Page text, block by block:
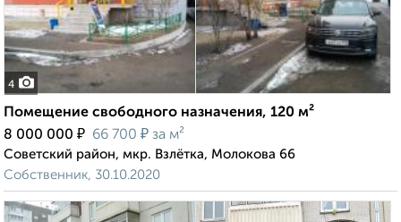
4
Помещение свободного назначения, 120 м²
8 000 000 ₽ 66 700 ₽ за м²
Советский район, мкр. Взлётка, Молокова 66
Собственник, 30.10.2020